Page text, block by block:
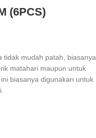
(6PCS)
tidak mudah patah, biasanya
matahari maupun untuk
biasanya digunakan untuk